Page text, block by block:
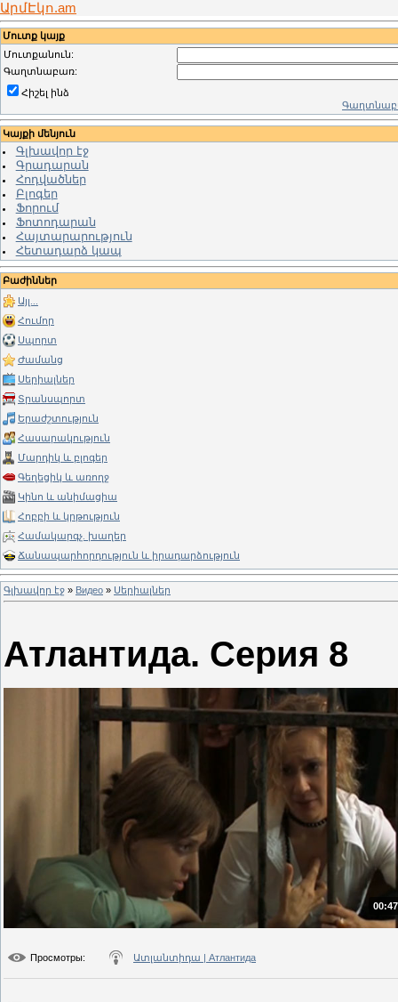
ԱրմԷկո.am
Մուտք կայք
Մուտքանուն:
Գաղտնաբառ:
Հիշել ինձ
Կայքի մենյուն
Գլխավոր էջ
Գրադարան
Հոդվածներ
Բլոգեր
Ֆորում
Ֆոտոդարան
Հայտարարություն
Հետադարձ կապ
Բաժիններ
Այլ...
Հումոր
Սպորտ
Ժամանց
Սերիալներ
Տրանսպորտ
Երաժշտություն
Հասարակություն
Մարդիկ և բլոգեր
Գեղեցիկ և առողջ
Կինո և անիմացիա
Հոբբի և կրթություն
Համակարգչ. խաղեր
Ճանապարհորդություն և իրադարձություն
Գլխավոր էջ » Видео » Սերիալներ
Атлантида. Серия 8
Просмотры: Ատլանտիդա | Атлантида